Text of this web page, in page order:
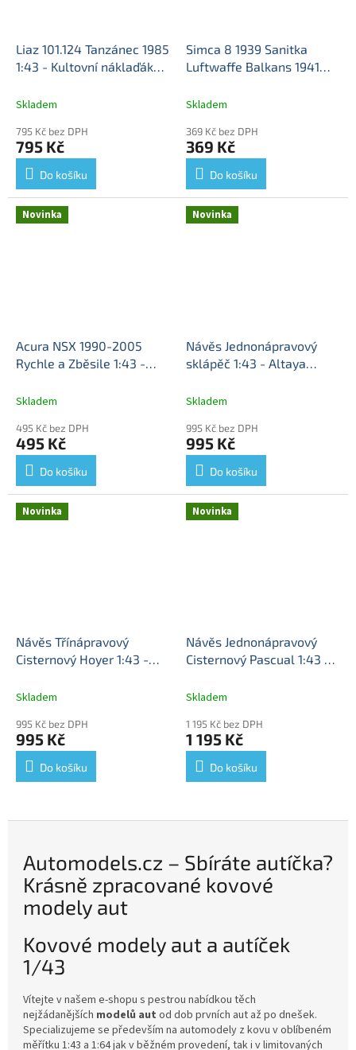
Liaz 101.124 Tanzánec 1985
1:43 - Kultovní náklaďáky
modelem #84
Skladem
795 Kč bez DPH
795 Kč
Do košíku
Simca 8 1939 Sanitka
Luftwaffe Balkans 1941
automobily s modelem
model
Skladem
369 Kč bez DPH
369 Kč
Do košíku
Novinka
Acura NSX 1990-2005
Rychle a Zběsile 1:43 -
modelem
Skladem
495 Kč bez DPH
495 Kč
Do košíku
Novinka
Návěs Jednonápravový
sklápěč 1:43 - Altaya
Jednonápravový -
Skladem
995 Kč bez DPH
995 Kč
Do košíku
Novinka
Návěs Třínápravový
Cisternový Hoyer 1:43 -
Návěs Třínápravový
model
Skladem
995 Kč bez DPH
995 Kč
Do košíku
Novinka
Návěs Jednonápravový
Cisternový Pascual 1:43 -
Návěs Jednonápravový
model
Skladem
1 195 Kč bez DPH
1 195 Kč
Do košíku
Automodels.cz – Sbíráte autíčka?
Krásně zpracované kovové
modely aut
Kovové modely aut a autíček
1/43
Vítejte v našem e-shopu s pestrou nabídkou těch
nejžádanějších modelů aut od dob prvních aut až po dnešek.
Specializujeme se především na automodely z kovu v oblíbeném
měřítku 1:43 a 1:64 jak v běžném provedení, tak i v limitovaných